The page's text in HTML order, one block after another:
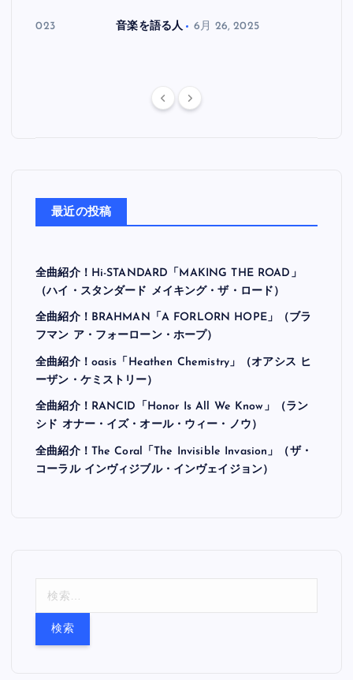
30, 2023 音楽を語る人 6月 26, 2025
最近の投稿
全曲紹介！Hi-STANDARD「MAKING THE ROAD」
（ハイ・スタンダード メイキング・ザ・ロード）
全曲紹介！BRAHMAN「A FORLORN HOPE」（ブラ
フマン ア・フォーローン・ホープ）
全曲紹介！oasis「Heathen Chemistry」（オアシス ヒ
ーザン・ケミストリー）
全曲紹介！RANCID「Honor Is All We Know」（ラン
シド オナー・イズ・オール・ウィー・ノウ）
全曲紹介！The Coral「The Invisible Invasion」（ザ・
コーラル インヴィジブル・インヴェイジョン）